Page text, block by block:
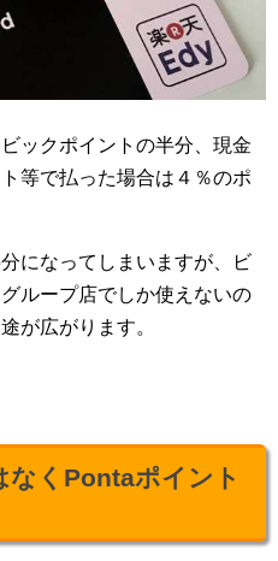
ックポイントの半分、現金
等で払った場合は４％のポ
になってしまいますが、ビ
ループ店でしか使えないの
が広がります。
なくPontaポイント